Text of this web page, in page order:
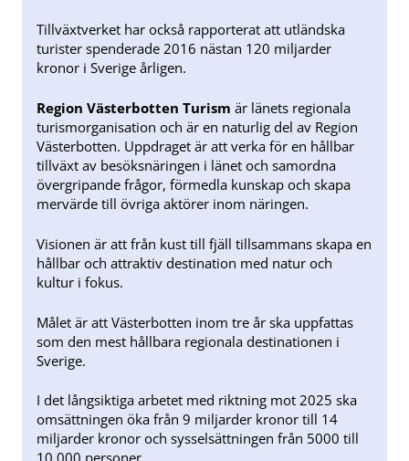
Tillväxtverket har också rapporterat att utländska
turister spenderade 2016 nästan 120 miljarder
kronor i Sverige årligen.
Region Västerbotten Turism är länets regionala
turismorganisation och är en naturlig del av Region
Västerbotten. Uppdraget är att verka för en hållbar
tillväxt av besöksnäringen i länet och samordna
övergripande frågor, förmedla kunskap och skapa
mervärde till övriga aktörer inom näringen.
Visionen är att från kust till fjäll tillsammans skapa en
hållbar och attraktiv destination med natur och
kultur i fokus.
Målet är att Västerbotten inom tre år ska uppfattas
som den mest hållbara regionala destinationen i
Sverige.
I det långsiktiga arbetet med riktning mot 2025 ska
omsättningen öka från 9 miljarder kronor till 14
miljarder kronor och sysselsättningen från 5000 till